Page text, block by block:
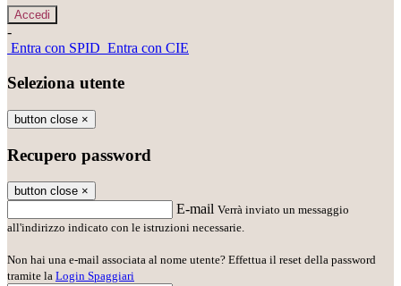
-
Entra con SPID Entra con CIE
Seleziona utente
button close ×
Recupero password
button close ×
E-mail Verrà inviato un messaggio
all'indirizzo indicato con le istruzioni necessarie.
Non hai una e-mail associata al nome utente? Effettua il reset della password
tramite la Login Spaggiari